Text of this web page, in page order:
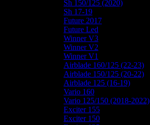
Sh 150/125 (2020)
Sh 17-19
Future 2017
Future Led
Winner V3
Winner V2
Winner V1
Airblade 160/125 (22-23)
Airblade 150/125 (20-22)
Airblade 125 (16-19)
Vario 160
Vario 125/150 (2018-2022)
Exciter 155
Exciter 150